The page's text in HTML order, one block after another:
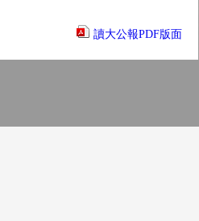
讀大公報PDF版面